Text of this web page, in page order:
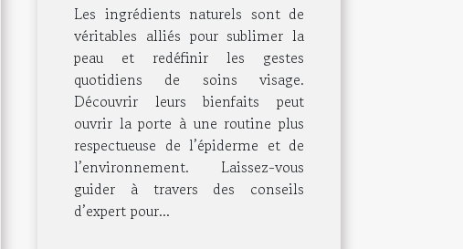
visage
Les ingrédients naturels sont de
véritables alliés pour sublimer la
peau et redéfinir les gestes
quotidiens de soins visage.
Découvrir leurs bienfaits peut
ouvrir la porte à une routine plus
respectueuse de l’épiderme et de
l’environnement. Laissez-vous
guider à travers des conseils
d’expert pour...